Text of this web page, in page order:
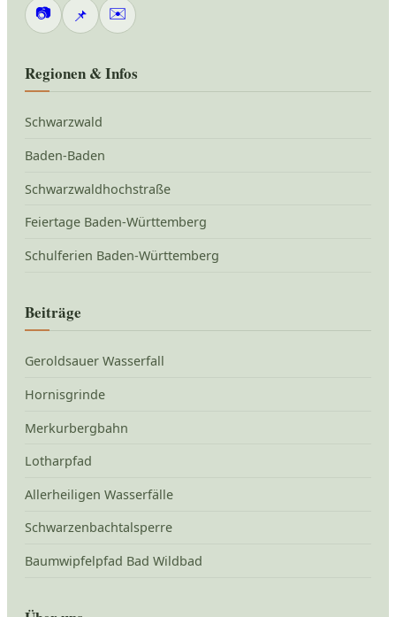
📷 📌 ✉️
Regionen & Infos
Schwarzwald
Baden-Baden
Schwarzwaldhochstraße
Feiertage Baden-Württemberg
Schulferien Baden-Württemberg
Beiträge
Geroldsauer Wasserfall
Hornisgrinde
Merkurbergbahn
Lotharpfad
Allerheiligen Wasserfälle
Schwarzenbachtalsperre
Baumwipfelpfad Bad Wildbad